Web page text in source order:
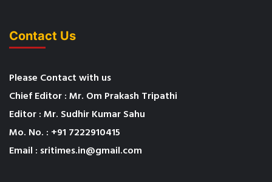
Contact Us
Please Contact with us
Chief Editor : Mr. Om Prakash Tripathi
Editor : Mr. Sudhir Kumar Sahu
Mo. No. : +91 7222910415
Email : sritimes.in@gmail.com